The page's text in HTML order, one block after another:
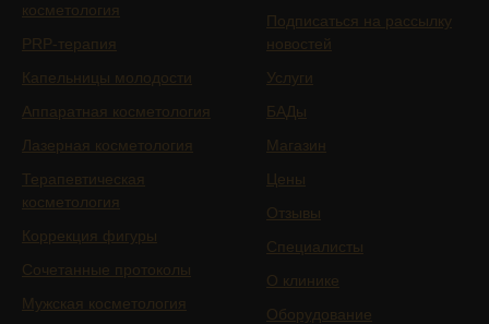
косметология
PRP-терапия
Капельницы молодости
Аппаратная косметология
Лазерная косметология
Терапевтическая
косметология
Коррекция фигуры
Сочетанные протоколы
Мужская косметология
Подписаться на рассылку
новостей
Услуги
БАДы
Магазин
Цены
Отзывы
Специалисты
О клинике
Оборудование